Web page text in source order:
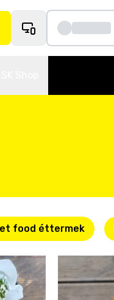
food éttermek